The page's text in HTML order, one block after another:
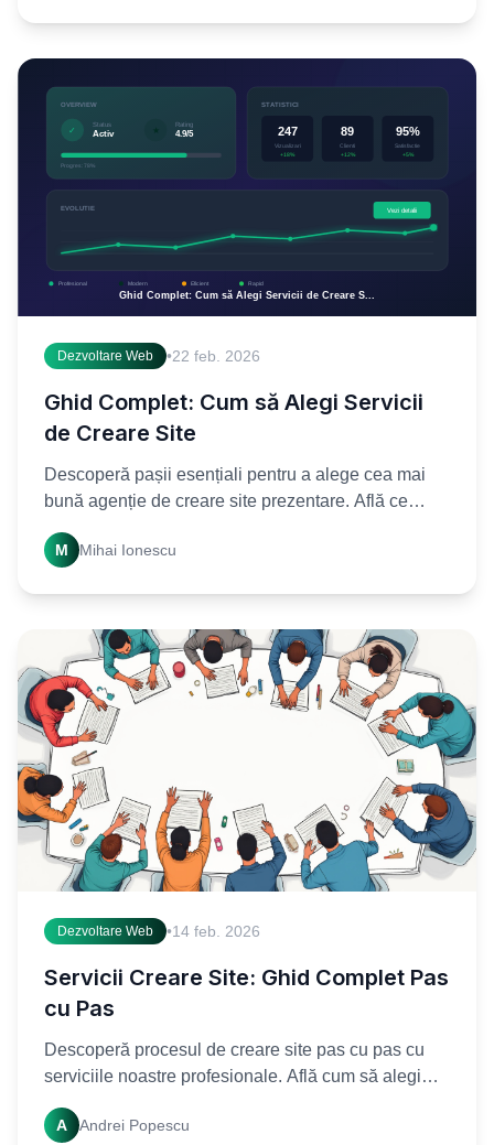
Dezvoltare Web •22 feb. 2026
Ghid Complet: Cum să Alegi Servicii
de Creare Site
Descoperă pașii esențiali pentru a alege cea mai
bună agenție de creare site prezentare. Află ce
online
M Mihai Ionescu
Dezvoltare Web •14 feb. 2026
Servicii Creare Site: Ghid Complet Pas
cu Pas
Descoperă procesul de creare site pas cu pas cu
serviciile noastre profesionale. Află cum să alegi
afacerea ta
A Andrei Popescu